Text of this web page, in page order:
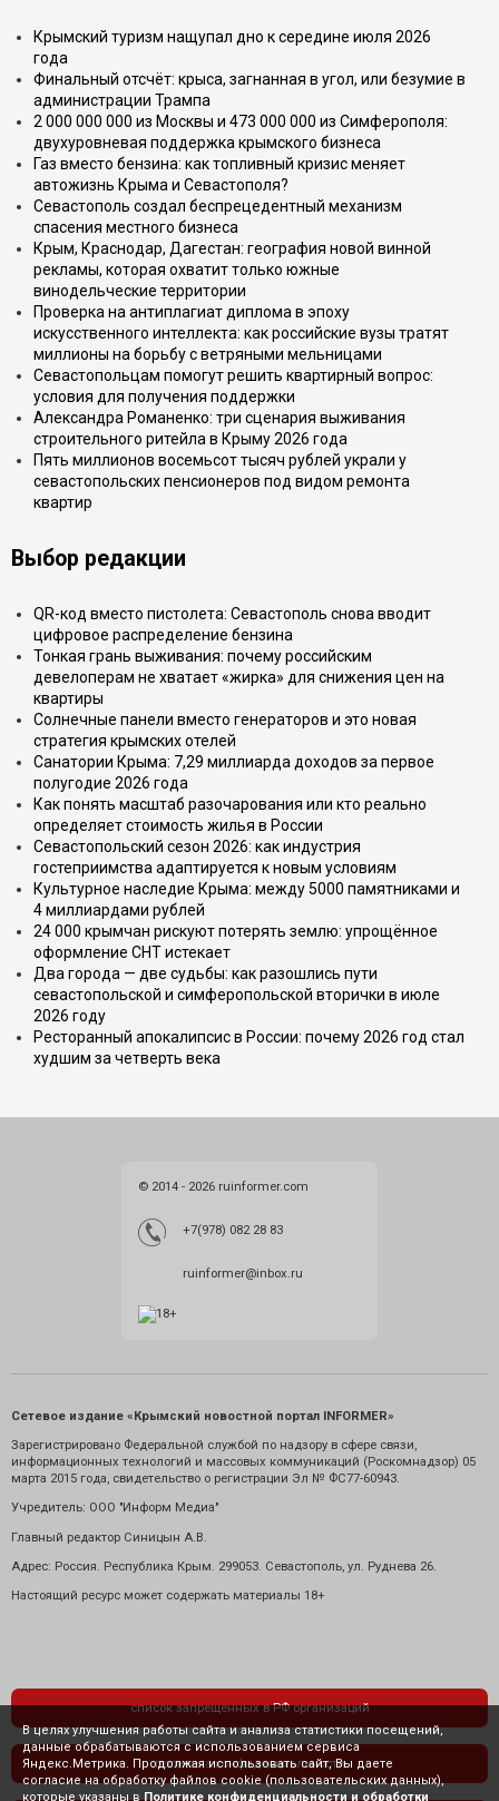
Крымский туризм нащупал дно к середине июля 2026
года
Финальный отсчёт: крыса, загнанная в угол, или безумие в
администрации Трампа
2 000 000 000 из Москвы и 473 000 000 из Симферополя:
двухуровневая поддержка крымского бизнеса
Газ вместо бензина: как топливный кризис меняет
автожизнь Крыма и Севастополя?
Севастополь создал беспрецедентный механизм
спасения местного бизнеса
Крым, Краснодар, Дагестан: география новой винной
рекламы, которая охватит только южные
винодельческие территории
Проверка на антиплагиат диплома в эпоху
искусственного интеллекта: как российские вузы тратят
миллионы на борьбу с ветряными мельницами
Севастопольцам помогут решить квартирный вопрос:
условия для получения поддержки
Александра Романенко: три сценария выживания
строительного ритейла в Крыму 2026 года
Пять миллионов восемьсот тысяч рублей украли у
севастопольских пенсионеров под видом ремонта
квартир
Выбор редакции
QR-код вместо пистолета: Севастополь снова вводит
цифровое распределение бензина
Тонкая грань выживания: почему российским
девелоперам не хватает «жирка» для снижения цен на
квартиры
Солнечные панели вместо генераторов и это новая
стратегия крымских отелей
Санатории Крыма: 7,29 миллиарда доходов за первое
полугодие 2026 года
Как понять масштаб разочарования или кто реально
определяет стоимость жилья в России
Севастопольский сезон 2026: как индустрия
гостеприимства адаптируется к новым условиям
Культурное наследие Крыма: между 5000 памятниками и
4 миллиардами рублей
24 000 крымчан рискуют потерять землю: упрощённое
оформление СНТ истекает
Два города — две судьбы: как разошлись пути
севастопольской и симферопольской вторички в июле
2026 году
Ресторанный апокалипсис в России: почему 2026 год стал
худшим за четверть века
© 2014 - 2026 ruinformer.com
+7(978) 082 28 83
ruinformer@inbox.ru
Сетевое издание «Крымский новостной портал INFORMER»
Зарегистрировано Федеральной службой по надзору в сфере связи,
информационных технологий и массовых коммуникаций (Роскомнадзор) 05
марта 2015 года, свидетельство о регистрации Эл № ФС77-60943.
Учредитель: ООО "Информ Медиа"
Главный редактор Синицын А.В.
Адрес: Россия. Республика Крым. 299053. Севастополь, ул. Руднева 26.
Настоящий ресурс может содержать материалы 18+
список запрещенных в РФ организаций
политика конфиденциальности
В целях улучшения работы сайта и анализа статистики посещений,
данные обрабатываются с использованием сервиса
Яндекс.Метрика. Продолжая использовать сайт, Вы даете
согласие на обработку файлов cookie (пользовательских данных),
которые указаны в Политике конфиденциальности и обработки